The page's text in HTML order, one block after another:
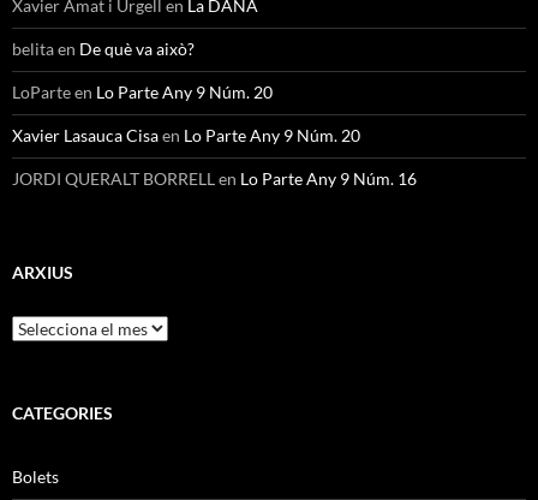
Xavier Amat i Urgell en La DANA
belitaen De què va això?
LoParteen Lo Parte Any 9 Núm. 20
Xavier Lasauca Cisaen Lo Parte Any 9 Núm. 20
JORDI QUERALT BORRELL en Lo Parte Any 9 Núm. 16
ARXIUS
Arxius
CATEGORIES
Bolets